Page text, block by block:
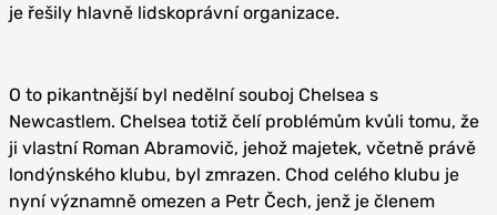
je řešily hlavně lidskoprávní organizace.
O to pikantnější byl nedělní souboj Chelsea s
Newcastlem. Chelsea totiž čelí problémům kvůli tomu, že
ji vlastní Roman Abramovič, jehož majetek, včetně právě
londýnského klubu, byl zmrazen. Chod celého klubu je
nyní významně omezen a Petr Čech, jenž je členem